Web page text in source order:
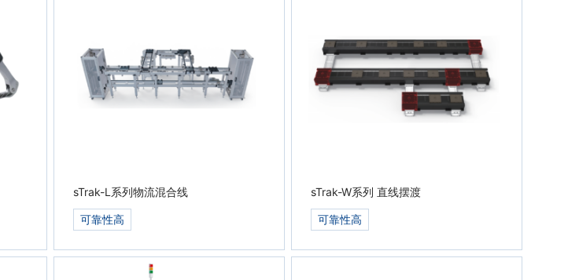
sTrak-L系列物流混合线
可靠性高
sTrak-W系列 直线摆渡
可靠性高